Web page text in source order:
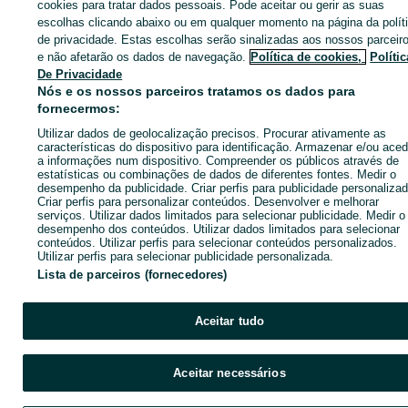
CATEGORIA
ID:665501501 Cliques:
Ligar / SMS Enviar mensagem
cookies para tratar dados pessoais. Pode aceitar ou gerir as suas
escolhas clicando abaixo ou em qualquer momento na página da
de privacidade. Estas escolhas serão sinalizadas aos nossos
e não afetarão os dados de navegação. Política de cookies,
De Privacidade
Nós e os nossos parceiros tratamos os dados para
fornecermos:
Utilizar dados de geolocalização precisos. Procurar ativamente as
características do dispositivo para identificação. Armazenar e/ou
a informações num dispositivo. Compreender os públicos através de
estatísticas ou combinações de dados de diferentes fontes. Medir o
desempenho da publicidade. Criar perfis para publicidade
Criar perfis para personalizar conteúdos. Desenvolver e melhorar
serviços. Utilizar dados limitados para selecionar publicidade. Medir o
desempenho dos conteúdos. Utilizar dados limitados para selecionar
conteúdos. Utilizar perfis para selecionar conteúdos personalizados.
Utilizar perfis para selecionar publicidade personalizada.
Lista de parceiros (fornecedores)
Aceitar tudo
Aceitar necessários